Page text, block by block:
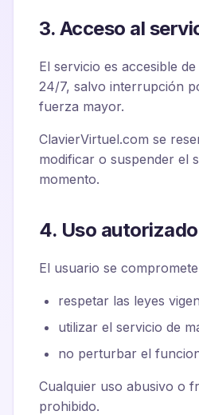
3. Acceso al
El servicio es accesible
24/7, salvo interrupción
fuerza mayor.
ClavierVirtuel.com se
modificar o suspender el
momento.
4. Uso autorizado
El usuario se
respetar las leyes
utilizar el servicio de
no perturbar el
Cualquier uso abusivo o
prohibido.